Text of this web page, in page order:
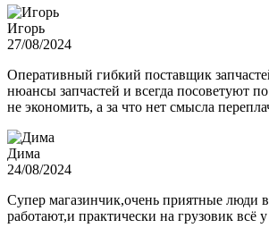
Игорь
27/08/2024
Оперативный гибкий поставщик
нюансы запчастей и всегда посоветуют
не экономить, а за что нет смысла
Дима
24/08/2024
Супер магазинчик,очень приятные люди
работают,и практически на грузовик всё